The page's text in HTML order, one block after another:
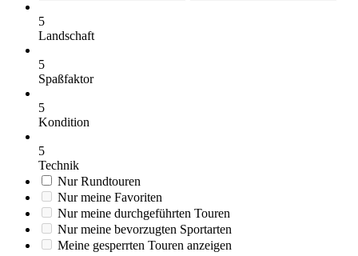
5
Landschaft
5
Spaßfaktor
5
Kondition
5
Technik
Nur Rundtouren
Nur meine Favoriten
Nur meine durchgeführten Touren
Nur meine bevorzugten Sportarten
Meine gesperrten Touren anzeigen